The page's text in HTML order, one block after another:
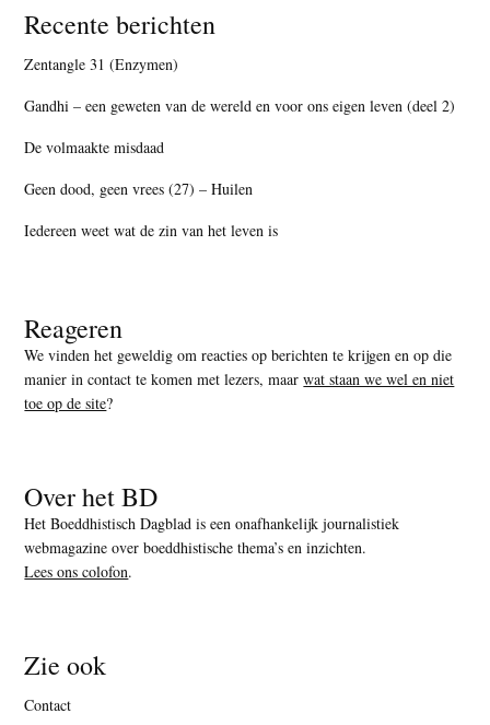
Recente berichten
Zentangle 31 (Enzymen)
Gandhi – een geweten van de wereld en voor ons eigen leven (deel 2)
De volmaakte misdaad
Geen dood, geen vrees (27) – Huilen
Iedereen weet wat de zin van het leven is
Reageren
We vinden het geweldig om reacties op berichten te krijgen en op die
manier in contact te komen met lezers, maarwat staan we wel en niet
toe op de site?
Over het BD
Het Boeddhistisch Dagblad is een onafhankelijk journalistiek
webmagazine over boeddhistische thema’s en inzichten.
Lees ons colofon.
Zie ook
Contact